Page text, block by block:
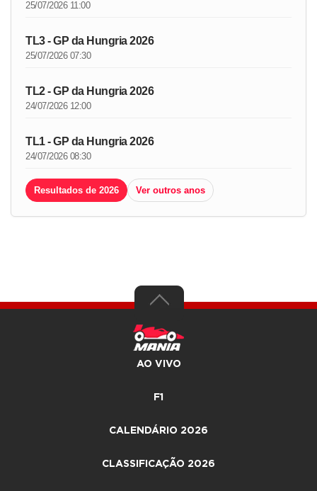
25/07/2026 11:00
TL3 - GP da Hungria 2026
25/07/2026 07:30
TL2 - GP da Hungria 2026
24/07/2026 12:00
TL1 - GP da Hungria 2026
24/07/2026 08:30
Resultados de 2026 Ver outros anos
AO VIVO
F1
CALENDÁRIO 2026
CLASSIFICAÇÃO 2026